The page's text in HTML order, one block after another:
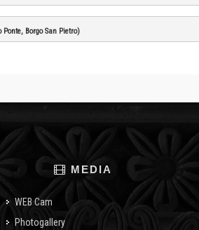
Borgo San Pietro)
MEDIA
WEB Cam
Photogallery